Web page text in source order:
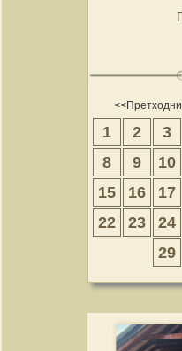
<<Претходни
1 2 3
8
9 10
15
16 17
22
23 24
29